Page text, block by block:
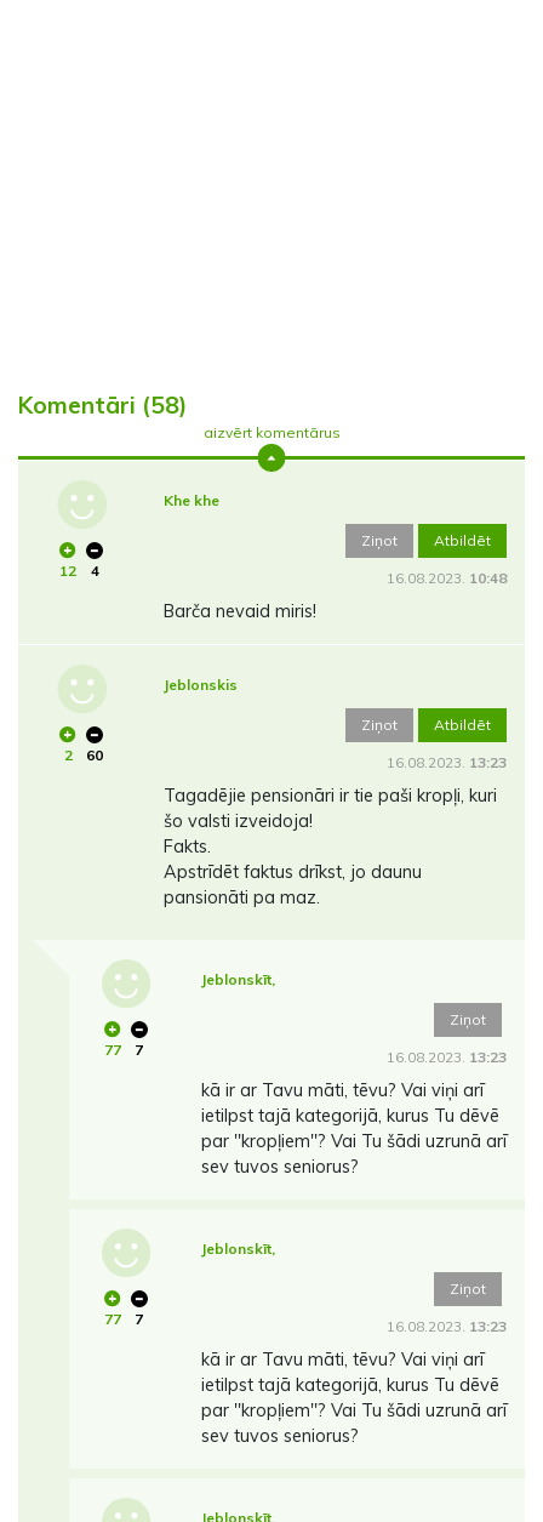
Komentāri (58)
aizvērt komentārus
12 4
Khe khe
Ziņot Atbildēt
16.08.2023. 10:48
Barča nevaid miris!
2 60
Jeblonskis
Ziņot Atbildēt
16.08.2023. 13:23
Tagadējie pensionāri ir tie paši kropļi, kuri
šo valsti izveidoja!
Fakts.
Apstrīdēt faktus drīkst, jo daunu
pansionāti pa maz.
77 7
Jeblonskīt,
Ziņot
16.08.2023. 13:23
kā ir ar Tavu māti, tēvu? Vai viņi arī
ietilpst tajā kategorijā, kurus Tu dēvē
par ''kropļiem''? Vai Tu šādi uzrunā arī
sev tuvos seniorus?
77 7
Jeblonskīt,
Ziņot
16.08.2023. 13:23
kā ir ar Tavu māti, tēvu? Vai viņi arī
ietilpst tajā kategorijā, kurus Tu dēvē
par ''kropļiem''? Vai Tu šādi uzrunā arī
sev tuvos seniorus?
Jeblonskīt,